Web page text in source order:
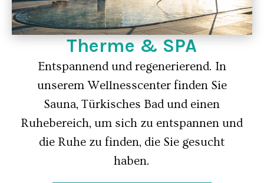
Therme & SPA
Entspannend und regenerierend. In
unserem Wellnesscenter finden Sie
Sauna, Türkisches Bad und einen
Ruhebereich, um sich zu entspannen und
die Ruhe zu finden, die Sie gesucht
haben.